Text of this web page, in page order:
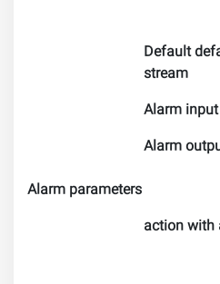
Default
stream
Alarm parameters
Alarm input
Alarm
action with